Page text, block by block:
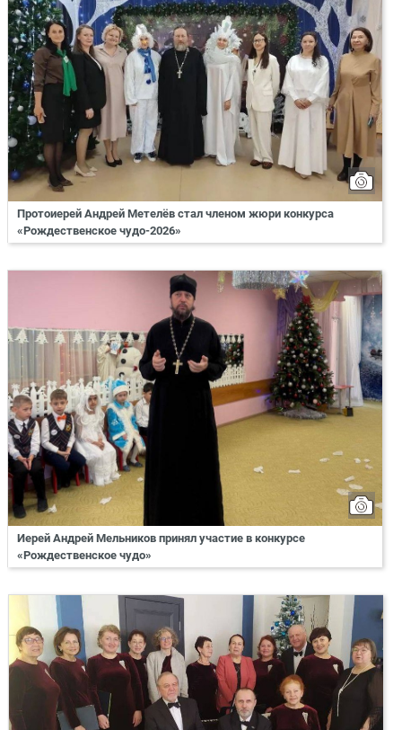
Протоиерей Андрей Метелёв стал членом жюри конкурса
«Рождественское чудо-2026»
Иерей Андрей Мельников принял участие в конкурсе
«Рождественское чудо»